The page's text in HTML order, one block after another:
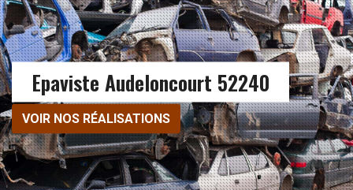
Epaviste Audeloncourt 52240
VOIR NOS RÉALISATIONS